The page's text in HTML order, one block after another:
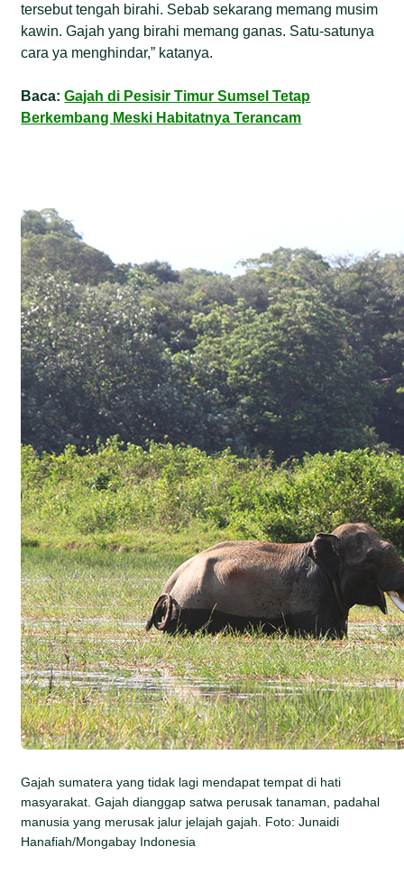
tersebut tengah birahi. Sebab sekarang memang musim
kawin. Gajah yang birahi memang ganas. Satu-satunya
cara ya menghindar,” katanya.
Baca:Gajah di Pesisir Timur Sumsel Tetap
Berkembang Meski Habitatnya Terancam
Gajah sumatera yang tidak lagi mendapat tempat di hati
masyarakat. Gajah dianggap satwa perusak tanaman, padahal
manusia yang merusak jalur jelajah gajah. Foto: Junaidi
Hanafiah/Mongabay Indonesia